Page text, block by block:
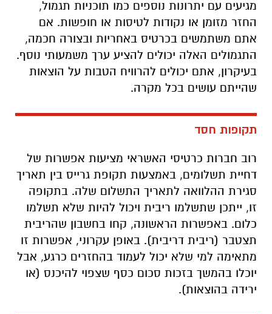
מגיעים עם יתרונות נוספים כמו תוכניות תגמול,
החזר מזומן או נקודות לטיסות או חופשות. אם
אתם משתמשים בכרטיס באחריות ובצורה חכמה,
התגמולים האלה יכולים להציע ערך משמעותי נוסף.
בעיקרון, אתם יכולים להרוויח הטבות על הוצאות
שהייתם עושים בכל מקרה.
תקופות חסד
רוב חברות כרטיסי האשראי מציעות אפשרות של
דחיית תשלומים, באמצעות תקופת גרייס בין תאריך
סגירת ההלוואה לתאריך התשלום שלה. בתקופה
זו, ייתכן שתשלמו ריבית ויכול להיות שלא תשלמו
כלום. באפשרות הראשונה, קחו בחשבון שהריבית
תצטבר (ריבית דריבית). באופן עקרוני, אפשרות זו
מתאימה למי שלא יכול לעמוד בהחזרים כרגע, אבל
יוכלו בהמשך בזכות סכום כסף שצפוי להיכנס (או
ירידה בהוצאות).